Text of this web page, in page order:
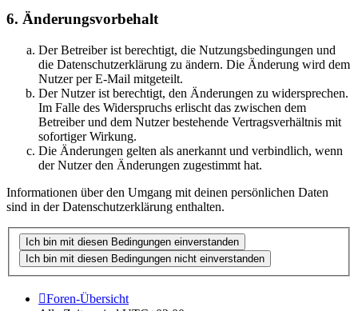
6. Änderungsvorbehalt
Der Betreiber ist berechtigt, die Nutzungsbedingungen und
die Datenschutzerklärung zu ändern. Die Änderung wird dem
Nutzer per E-Mail mitgeteilt.
Der Nutzer ist berechtigt, den Änderungen zu widersprechen.
Im Falle des Widerspruchs erlischt das zwischen dem
Betreiber und dem Nutzer bestehende Vertragsverhältnis mit
sofortiger Wirkung.
Die Änderungen gelten als anerkannt und verbindlich, wenn
der Nutzer den Änderungen zugestimmt hat.
Informationen über den Umgang mit deinen persönlichen Daten
sind in der Datenschutzerklärung enthalten.
Foren-Übersicht